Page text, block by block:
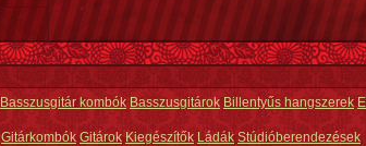
Basszusgitár kombók Basszusgitárok Billentyűs hangszerek
Gitárkombók Gitárok Kiegészítők Ládák Stúdióberendezések